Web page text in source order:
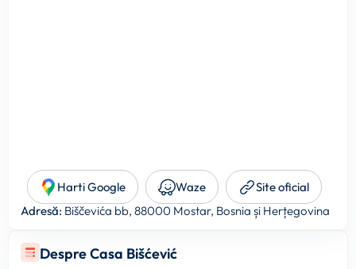
Despre Casa Bišćević
Harti Google Waze
Site oficial
Adresă: Biščevića bb, 88000 Mostar, Bosnia și Herțegovina